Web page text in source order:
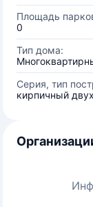
Площадь
0
Тип дома:
Серия, тип
кирпичный